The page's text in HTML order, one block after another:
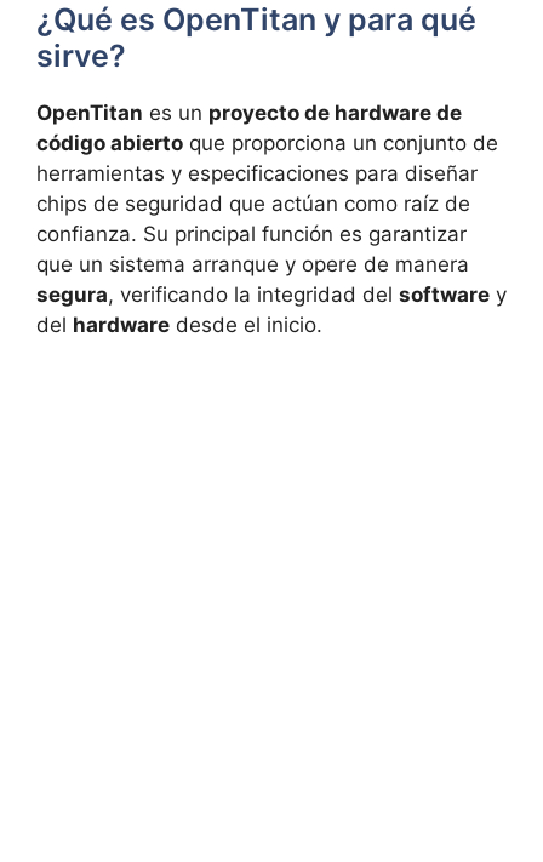
¿Qué es OpenTitan y para qué
sirve?
OpenTitan es un proyecto de hardware de
código abierto que proporciona un conjunto de
herramientas y especificaciones para diseñar
chips de seguridad que actúan como raíz de
confianza. Su principal función es garantizar
que un sistema arranque y opere de manera
segura, verificando la integridad del software y
del hardware desde el inicio.